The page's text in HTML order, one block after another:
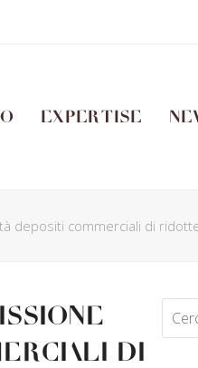
Expertise
depositi commerciali di
di